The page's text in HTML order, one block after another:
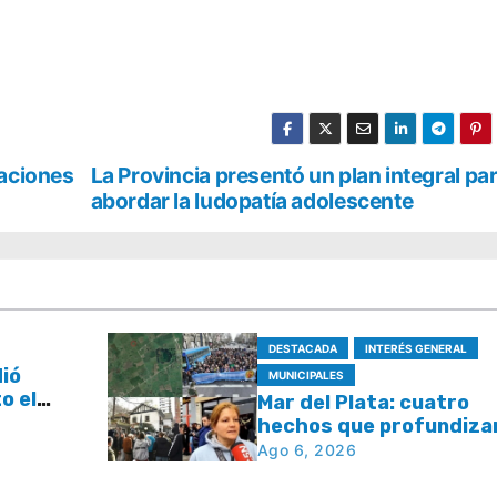
La Provincia presentó un plan integral
abordar la ludopatía adolescente
el
plan
DESTACADA
INTERÉS GENERAL
MUNICIPALES
Mar del Plata: cuatro
hechos que
debate por la seguridad
Ago 6, 2026